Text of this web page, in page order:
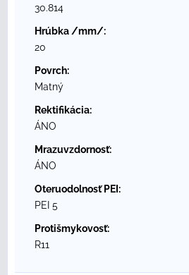
30.814
Hrúbka /mm/:
20
Povrch:
Matný
Rektifikácia:
ÁNO
Mrazuvzdornosť:
ÁNO
Oteruodolnosť PEI:
PEI 5
Protišmykovosť:
R11